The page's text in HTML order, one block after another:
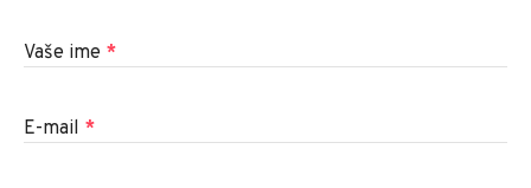
Vaše ime *
E-mail *